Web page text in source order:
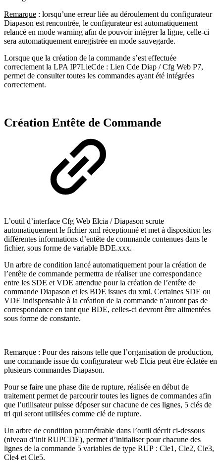
Remarque : lorsqu’une erreur liée au déroulement du configurateur
Diapason est rencontrée, le configurateur est automatiquement
relancé en mode warning afin de pouvoir intégrer la ligne, celle-ci
sera automatiquement enregistrée en mode sauvegarde.
Lorsque que la création de la commande s’est effectuée
correctement la LPA IP7LieCde : Lien Cde Diap / Cfg Web P7,
permet de consulter toutes les commandes ayant été intégrées
correctement.
Création Entête de Commande
L’outil d’interface Cfg Web Elcia / Diapason scrute
automatiquement le fichier xml réceptionné et met à disposition les
différentes informations d’entête de commande contenues dans le
fichier, sous forme de variable BDE.xxx.
Un arbre de condition lancé automatiquement pour la création de
l’entête de commande permettra de réaliser une correspondance
entre les SDE et VDE attendue pour la création de l’entête de
commande Diapason et les BDE issues du xml. Certaines SDE ou
VDE indispensable à la création de la commande n’auront pas de
correspondance en tant que BDE, celles-ci devront être alimentées
sous forme de constante.
Remarque : Pour des raisons telle que l’organisation de production,
une commande issue du configurateur web Elcia peut être éclatée en
plusieurs commandes Diapason.
Pour se faire une phase dite de rupture, réalisée en début de
traitement permet de parcourir toutes les lignes de commandes afin
que l’utilisateur puisse déposer sur chacune de ces lignes, 5 clés de
tri qui seront utilisées comme clé de rupture.
Un arbre de condition paramétrable dans l’outil décrit ci-dessous
(niveau d’init RUPCDE), permet d’initialiser pour chacune des
lignes de la commande 5 variables de type RUP : Cle1, Cle2, Cle3,
Cle4 et Cle5.